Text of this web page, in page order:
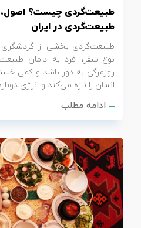
طبیعت‌گردی چیست؟ اصول،
طبیعت‌گردی در ایران
طبیعت‌گردی بخشی از
نوع سفر، فرد به دامان
روزمرگی به دور باشد و کمی
انسان را تازه می‌کند و انرژی
ادامه مطلب